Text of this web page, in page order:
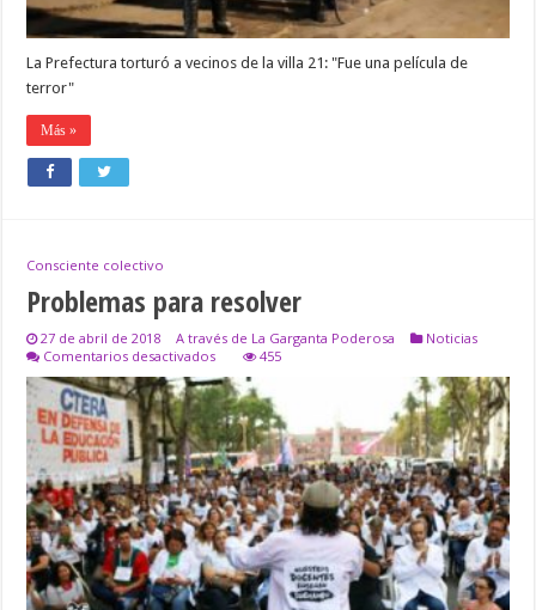
dentro
de
casa
La Prefectura torturó a vecinos de la villa 21: "Fue una película de
terror"
Más »
Consciente colectivo
Problemas para resolver
27 de abril de 2018 A través de La Garganta Poderosa
Noticias
Comentarios desactivadosen
para
resolver
455